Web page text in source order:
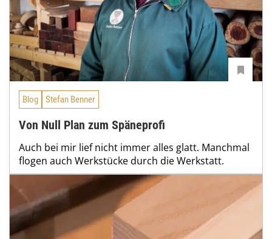
Blog Stefan Benner
Von Null Plan zum Späneprofi
Auch bei mir lief nicht immer alles glatt. Manchmal
flogen auch Werkstücke durch die Werkstatt.